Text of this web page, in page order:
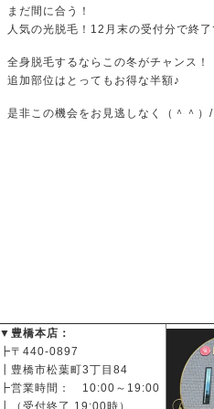
まだ間に合う！
人気の光脱毛！12月末の受付分で終
全身脱毛するならこの冬がチャンス！
追加部位はとってもお得な半額♪
是非この機会をお見逃しなく（＾＾）/
▼豊橋本店：
┣〒440-0897
豊橋市松葉町3丁目84
┣営業時間： 10:00～19:00
┃（受付終了 19:00時）